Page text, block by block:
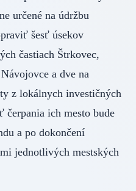
určené na údržbu
šesť úsekov
častiach Štrkovec,
a dve na
z lokálnych investičných
čerpania ich mesto bude
a po dokončení
jednotlivých mestských